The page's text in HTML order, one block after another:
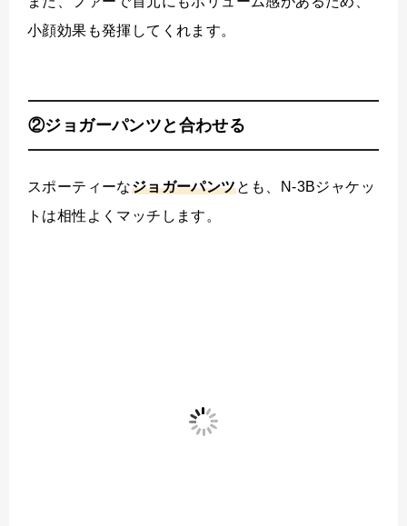
小顔効果も発揮してくれます。
②ジョガーパンツと合わせる
スポーティーなジョガーパンツとも、N-3Bジャケッ
トは相性よくマッチします。